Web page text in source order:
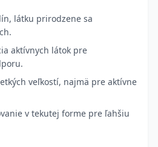
látku prirodzene sa
aktívnych látok pre
veľkostí, najmä pre aktívne
v tekutej forme pre ľahšiu